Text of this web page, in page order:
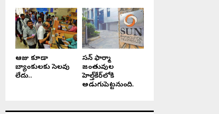
ఆరోజు కూడా
బ్యాంకులకు సెలవు
లేదు..
సన్ ఫార్మా
జంతువుల
హెల్త్‌కేర్‌లోకి
అడుగుపెట్టనుంది.